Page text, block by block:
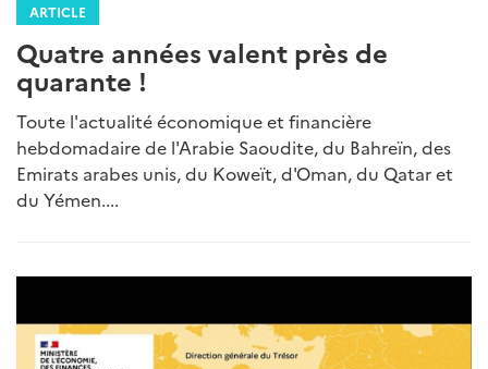
ARTICLE
Quatre années valent près de
quarante !
Toute l'actualité économique et financière
hebdomadaire de l'Arabie Saoudite, du Bahreïn, des
Emirats arabes unis, du Koweït, d'Oman, du Qatar et
du Yémen....